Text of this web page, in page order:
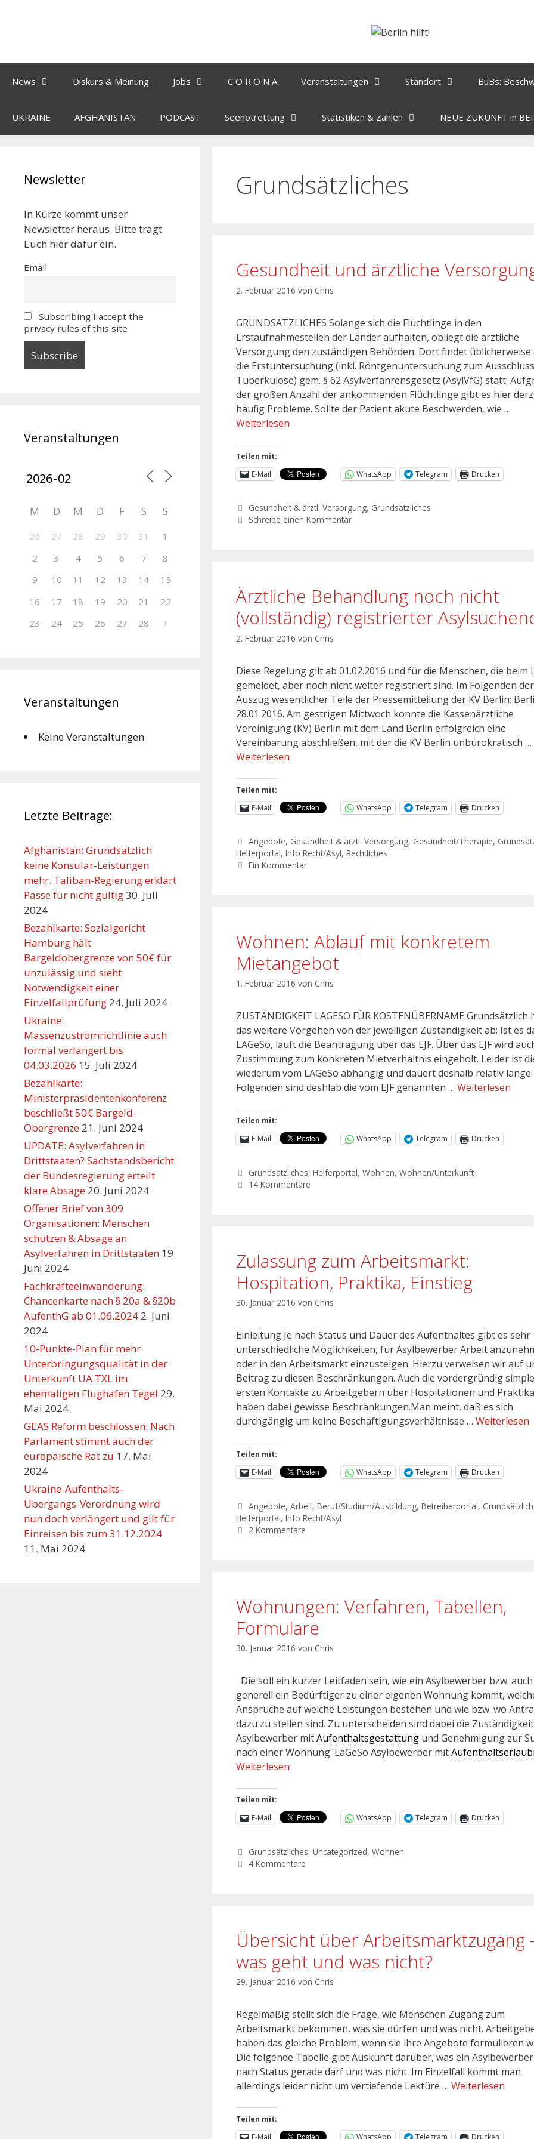
News Diskurs & Meinung Jobs C O R O N A Veranstaltungen Standort BuBs:
UKRAINE AFGHANISTAN PODCAST Seenotrettung Statistiken & Zahlen NEUE ZUKUNFT in
Grundsätzliches
Gesundheit und ärztliche
2. Februar 2016 von Chris
GRUNDSÄTZLICHES Solange sich die Flüchtlinge in den
Erstaufnahmestellen der Länder aufhalten, obliegt die ärztliche
Versorgung den zuständigen Behörden. Dort findet üblicherweise
die Erstuntersuchung (inkl. Röntgenuntersuchung zum
Tuberkulose) gem. § 62 Asylverfahrensgesetz (AsylVfG) statt.
der großen Anzahl der ankommenden Flüchtlinge gibt es hier
häufig Probleme. Sollte der Patient akute Beschwerden, wie …
Weiterlesen
Teilen mit:
E-Mail
WhatsApp Telegram Drucken
Gesundheit & ärztl. Versorgung, Grundsätzliches
Schreibe einen Kommentar
Ärztliche Behandlung noch nicht
(vollständig) registrierter
2. Februar 2016 von Chris
Diese Regelung gilt ab 01.02.2016 und für die Menschen, die beim
gemeldet, aber noch nicht weiter registriert sind. Im Folgenden der
Auszug wesentlicher Teile der Pressemitteilung der KV Berlin:
28.01.2016. Am gestrigen Mittwoch konnte die Kassenärztliche
Vereinigung (KV) Berlin mit dem Land Berlin erfolgreich eine
Vereinbarung abschließen, mit der die KV Berlin unbürokratisch …
Weiterlesen
Teilen mit:
E-Mail
WhatsApp Telegram Drucken
Angebote, Gesundheit & ärztl. Versorgung, Gesundheit/Therapie,
Helferportal, Info Recht/Asyl, Rechtliches
Ein Kommentar
Wohnen: Ablauf mit konkretem
Mietangebot
1. Februar 2016 von Chris
ZUSTÄNDIGKEIT LAGESO FÜR KOSTENÜBERNAME Grundsätzlich
das weitere Vorgehen von der jeweiligen Zuständigkeit ab: Ist es
LAGeSo, läuft die Beantragung über das EJF. Über das EJF wird
Zustimmung zum konkreten Mietverhältnis eingeholt. Leider ist
wiederum vom LAGeSo abhängig und dauert deshalb relativ
Folgenden sind deshlab die vom EJF genannten … Weiterlesen
Teilen mit:
E-Mail
WhatsApp Telegram Drucken
Grundsätzliches,Helferportal,Wohnen,Wohnen/Unterkunft
14 Kommentare
Zulassung zum Arbeitsmarkt:
Hospitation, Praktika, Einstieg
30. Januar 2016 von Chris
Einleitung Je nach Status und Dauer des Aufenthaltes gibt es sehr
unterschiedliche Möglichkeiten, für Asylbewerber Arbeit
oder in den Arbeitsmarkt einzusteigen. Hierzu verweisen wir auf
Beitrag zu diesen Beschränkungen. Auch die vordergründig
ersten Kontakte zu Arbeitgebern über Hospitationen und Praktika
haben dabei gewisse Beschränkungen.Man meint, daß es sich
durchgängig um keine Beschäftigungsverhältnisse … Weiterlesen
Teilen mit:
E-Mail
WhatsApp Telegram Drucken
Angebote,Arbeit,Beruf/Studium/Ausbildung,Betreiberportal,
Helferportal, Info Recht/Asyl
2 Kommentare
Wohnungen: Verfahren, Tabellen,
Formulare
30. Januar 2016 von Chris
Die soll ein kurzer Leitfaden sein, wie ein Asylbewerber bzw. auch
generell ein Bedürftiger zu einer eigenen Wohnung kommt,
Ansprüche auf welche Leistungen bestehen und wie bzw. wo
dazu zu stellen sind. Zu unterscheiden sind dabei die
Asylbewerber mitAufenthaltsgestattung und Genehmigung zur
nach einer Wohnung: LaGeSo Asylbewerber mit
Weiterlesen
Teilen mit:
E-Mail
WhatsApp Telegram Drucken
Grundsätzliches,Uncategorized,Wohnen
4 Kommentare
Übersicht über Arbeitsmarktzugang
was geht und was nicht?
29. Januar 2016 von Chris
Regelmäßig stellt sich die Frage, wie Menschen Zugang zum
Arbeitsmarkt bekommen, was sie dürfen und was nicht.
haben das gleiche Problem, wenn sie ihre Angebote formulieren
Die folgende Tabelle gibt Auskunft darüber, was ein
nach Status gerade darf und was nicht. Im Einzelfall kommt man
allerdings leider nicht um vertiefende Lektüre … Weiterlesen
Teilen mit:
Newsletter
In Kürze kommt unser
Newsletter heraus. Bitte tragt
Euch hier dafür ein.
Email
Subscribing I accept the
privacy rules of this site
Veranstaltungen
M D M D F S S
26 27 28 29 30 31
1
2
3 4 5 6 7
8
9
10 11 12 13 14
15
16
17 18 19 20 21
22
23
24 25 26 27 28 1
Veranstaltungen
Keine Veranstaltungen
Letzte Beiträge:
Afghanistan: Grundsätzlich
keine Konsular-Leistungen
mehr. Taliban-Regierung erklärt
Pässe für nicht gültig30. Juli
2024
Bezahlkarte: Sozialgericht
Hamburg hält
Bargeldobergrenze von 50€ für
unzulässig und sieht
Notwendigkeit einer
Einzelfallprüfung 24. Juli 2024
Ukraine:
Massenzustromrichtlinie auch
formal verlängert bis
04.03.2026 15. Juli 2024
Bezahlkarte:
Ministerpräsidentenkonferenz
beschließt 50€ Bargeld-
Obergrenze 21. Juni 2024
UPDATE: Asylverfahren in
Drittstaaten? Sachstandsbericht
der Bundesregierung erteilt
klare Absage 20. Juni 2024
Offener Brief von 309
Organisationen: Menschen
schützen & Absage an
Asylverfahren in Drittstaaten 19.
Juni 2024
Fachkräfteeinwanderung:
Chancenkarte nach § 20a & §20b
AufenthG ab 01.06.2024 2. Juni
2024
10-Punkte-Plan für mehr
Unterbringungsqualität in der
Unterkunft UA TXL im
ehemaligen Flughafen Tegel 29.
Mai 2024
GEAS Reform beschlossen: Nach
Parlament stimmt auch der
europäische Rat zu 17. Mai
2024
Ukraine-Aufenthalts-
Übergangs-Verordnung wird
nun doch verlängert und gilt für
Einreisen bis zum 31.12.2024
11. Mai 2024